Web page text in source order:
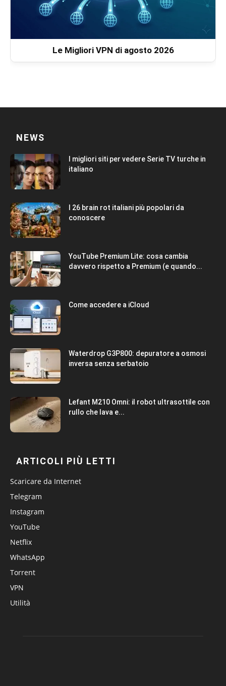
Le Migliori VPN di agosto 2026
NEWS
I migliori siti per vedere Serie TV turche in
italiano
I 26 brain rot italiani più popolari da
conoscere
YouTube Premium Lite: cosa cambia
davvero rispetto a Premium (e quando...
Come accedere a iCloud
Waterdrop G3P800: depuratore a osmosi
inversa senza serbatoio
Lefant M210 Omni: il robot ultrasottile con
rullo che lava e...
ARTICOLI PIÙ LETTI
Scaricare da Internet
Telegram
Instagram
YouTube
Netflix
WhatsApp
Torrent
VPN
Utilità